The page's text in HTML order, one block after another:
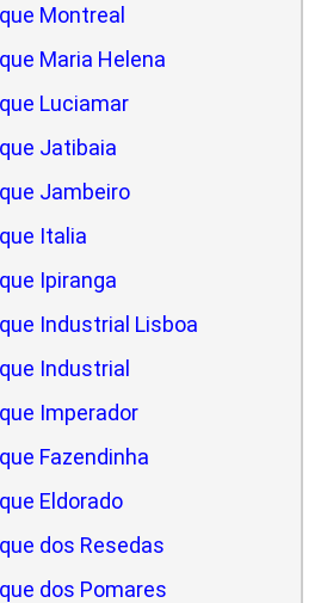
Montreal
Maria Helena
Luciamar
Jatibaia
Jambeiro
Italia
Ipiranga
Industrial Lisboa
Industrial
Imperador
Fazendinha
Eldorado
dos Resedas
dos Pomares